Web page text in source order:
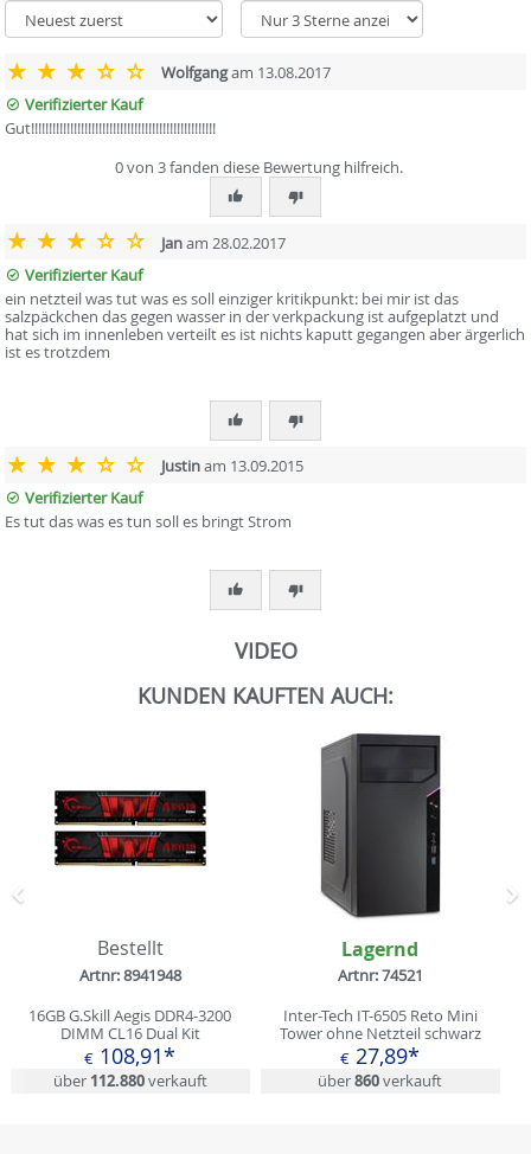
Wolfgangam 13.08.2017
Verifizierter Kauf
Gut!!!!!!!!!!!!!!!!!!!!!!!!!!!!!!!!!!!!!!!!!!!!!!!!!!!!
0 von 3 fanden diese Bewertung hilfreich.
Janam 28.02.2017
Verifizierter Kauf
ein netzteil was tut was es soll einziger kritikpunkt: bei mir ist das
salzpäckchen das gegen wasser in der verkpackung ist aufgeplatzt und
hat sich im innenleben verteilt es ist nichts kaputt gegangen aber ärgerlich
ist es trotzdem
Justinam 13.09.2015
Verifizierter Kauf
Es tut das was es tun soll es bringt Strom
VIDEO
KUNDEN KAUFTEN AUCH:
Bestellt
Artnr: 8941948
16GB G.Skill Aegis DDR4-3200
DIMM CL16 Dual Kit
€ 108,91*
über 112.880verkauft
Lagernd
Artnr: 74521
Inter-Tech IT-6505 Reto Mini
Tower ohne Netzteil schwarz
€ 27,89*
über860verkauft
Zurück